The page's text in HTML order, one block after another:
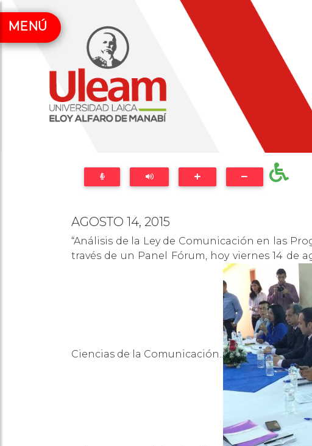
MENÚ
AGOSTO 14, 2015
“Análisis de la Ley de Comunicación en las
través de un Panel Fórum, hoy viernes 14 de
Ciencias de la Comunicación..